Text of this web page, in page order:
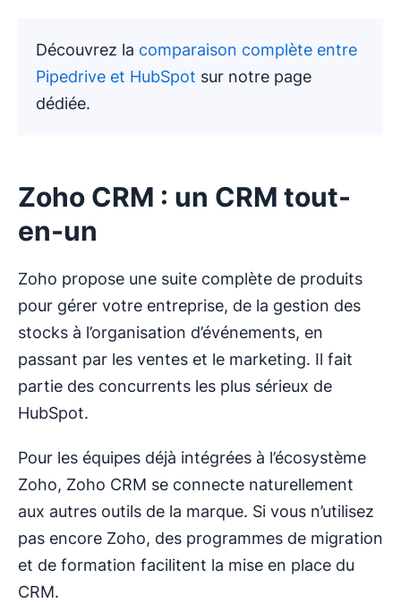
Découvrez la comparaison complète entre
Pipedrive et HubSpot sur notre page
dédiée.
Zoho CRM : un CRM tout-
en-un
Zoho propose une suite complète de produits
pour gérer votre entreprise, de la gestion des
stocks à l’organisation d’événements, en
passant par les ventes et le marketing. Il fait
partie des concurrents les plus sérieux de
HubSpot.
Pour les équipes déjà intégrées à l’écosystème
Zoho, Zoho CRM se connecte naturellement
aux autres outils de la marque. Si vous n’utilisez
pas encore Zoho, des programmes de migration
et de formation facilitent la mise en place du
CRM.